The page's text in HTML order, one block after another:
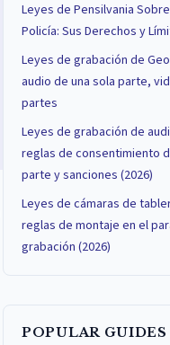
Leyes de Pensilvania
Policía: Sus Derechos y
Leyes de grabación de
audio de una sola parte,
partes
Leyes de grabación de
reglas de consentimiento
parte y sanciones (2026)
Leyes de cámaras de
reglas de montaje en el
grabación (2026)
POPULAR GUIDES